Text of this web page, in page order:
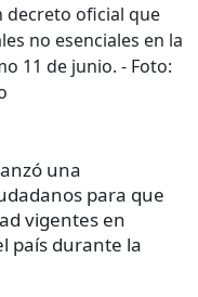
decreto oficial que
no esenciales en la
11 de junio. - Foto:
una
para que
vigentes en
país durante la